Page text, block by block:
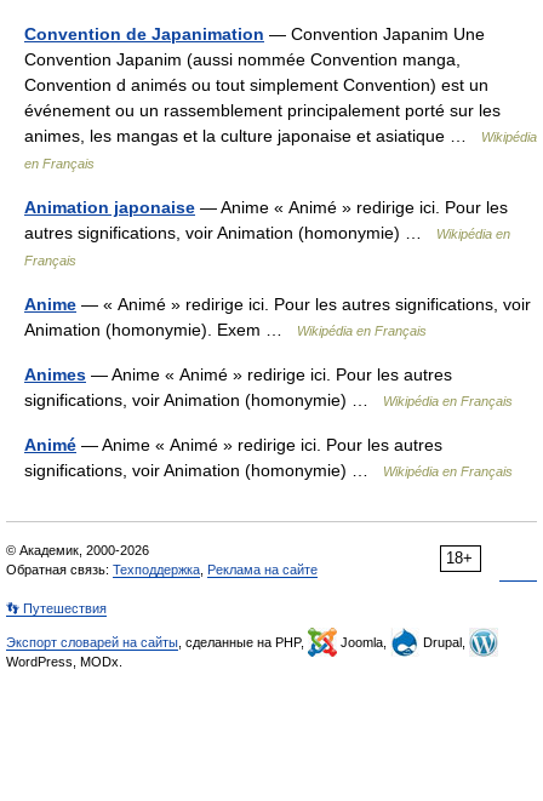
Convention de Japanimation — Convention Japanim Une
Convention Japanim (aussi nommée Convention manga,
Convention d animés ou tout simplement Convention) est un
événement ou un rassemblement principalement porté sur les
animes, les mangas et la culture japonaise et asiatique …
Wikipédia
en Français
Animation japonaise — Anime « Animé » redirige ici. Pour les
autres significations, voir Animation (homonymie) …
Wikipédia en
Français
Anime — « Animé » redirige ici. Pour les autres significations, voir
Animation (homonymie). Exem …
Wikipédia en Français
Animes — Anime « Animé » redirige ici. Pour les autres
significations, voir Animation (homonymie) …
Wikipédia en Français
Animé — Anime « Animé » redirige ici. Pour les autres
significations, voir Animation (homonymie) …
Wikipédia en Français
18+
© Академик, 2000-2026
Обратная связь: Техподдержка Реклама на сайте
👣 Путешествия
Экспорт словарей на сайты , сделанные на PHP, Joomla,
Drupal,
WordPress, MODx.